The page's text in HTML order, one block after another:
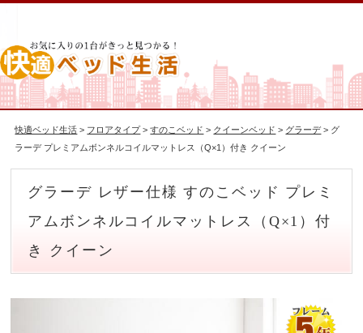
快適ベッド生活 > フロアタイプ >すのこベッド > クイーンベッド > グラーデ > グ
ラーデ プレミアムボンネルコイルマットレス（Q×1）付き クイーン
グラーデ レザー仕様 すのこベッド プレミ
アムボンネルコイルマットレス（Q×1）付
き クイーン